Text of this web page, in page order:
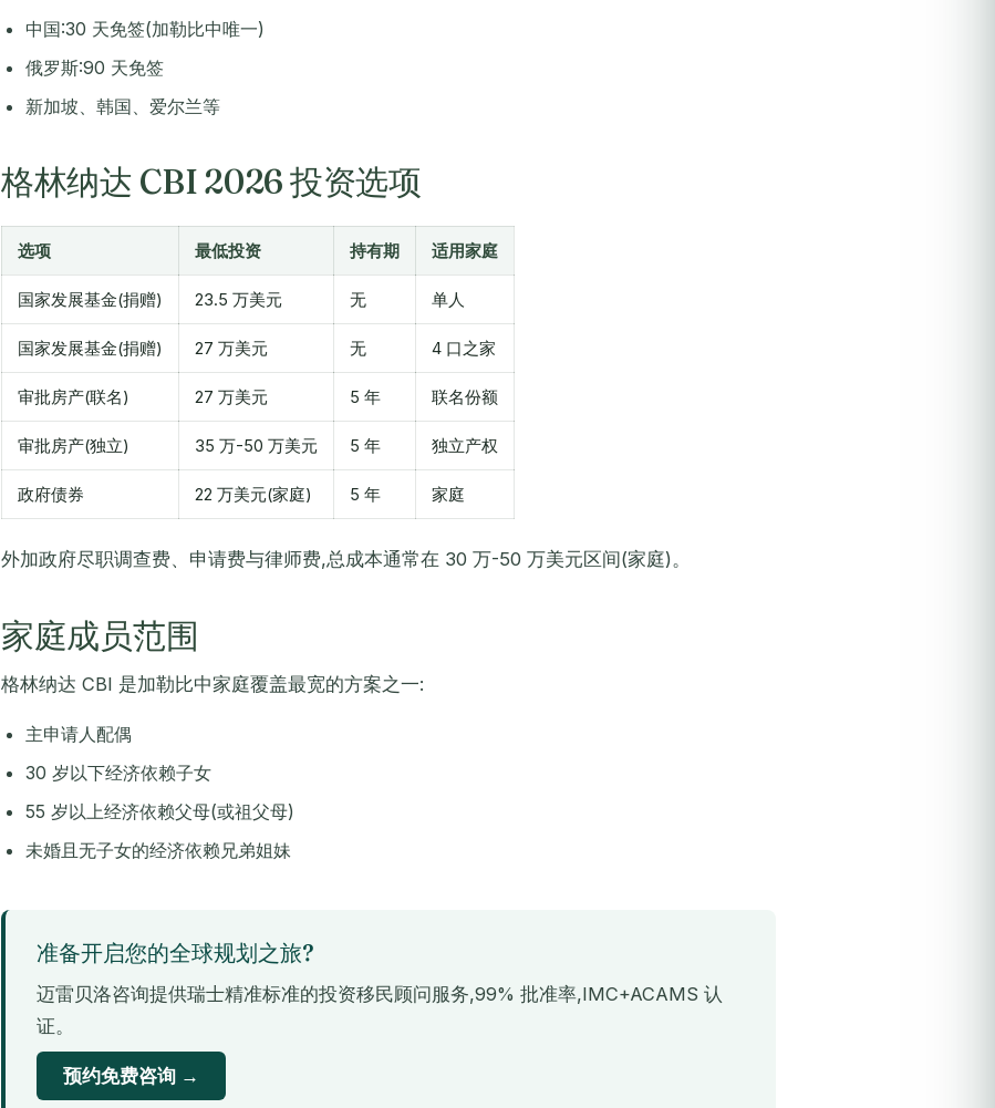
中国:30 天免签(加勒比中唯一)
俄罗斯:90 天免签
新加坡、韩国、爱尔兰等
格林纳达 CBI 2026 投资选项
选项 最低投资 持有期 适用家庭
国家发展基金(捐赠) 23.5 万美元 无 单人
国家发展基金(捐赠) 27 万美元 无 4 口之家
审批房产(联名) 27 万美元 5 年 联名份额
审批房产(独立) 35 万-50 万美元 5 年 独立产权
政府债券 22 万美元(家庭) 5 年 家庭
外加政府尽职调查费、申请费与律师费,总成本通常在 30 万-50 万美元区间(家庭)。
家庭成员范围
格林纳达 CBI 是加勒比中家庭覆盖最宽的方案之一:
主申请人配偶
30 岁以下经济依赖子女
55 岁以上经济依赖父母(或祖父母)
未婚且无子女的经济依赖兄弟姐妹
准备开启您的全球规划之旅?
迈雷贝洛咨询提供瑞士精准标准的投资移民顾问服务,99% 批准率,IMC+ACAMS 认
证。
预约免费咨询 →